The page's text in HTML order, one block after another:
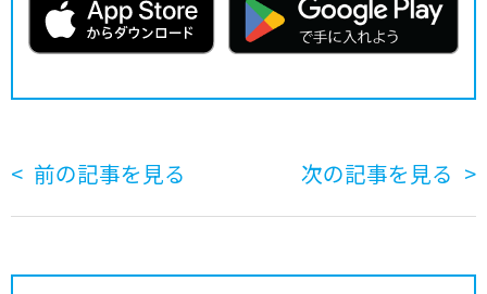
前の記事を見る 次の記事を見る